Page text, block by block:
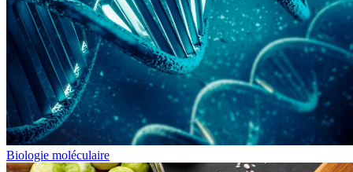
Biologie moléculaire